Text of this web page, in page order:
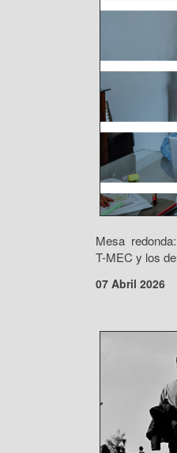
Mesa
T-MEC y los
07 Abril 2026